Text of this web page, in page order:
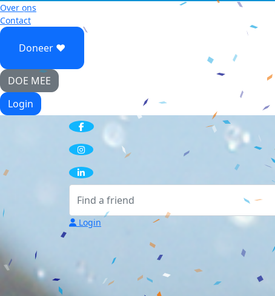
Over ons
Contact
Doneer ♥
DOE MEE
Login
Login